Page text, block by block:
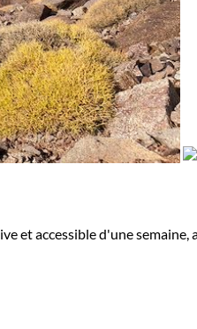
et accessible d'une